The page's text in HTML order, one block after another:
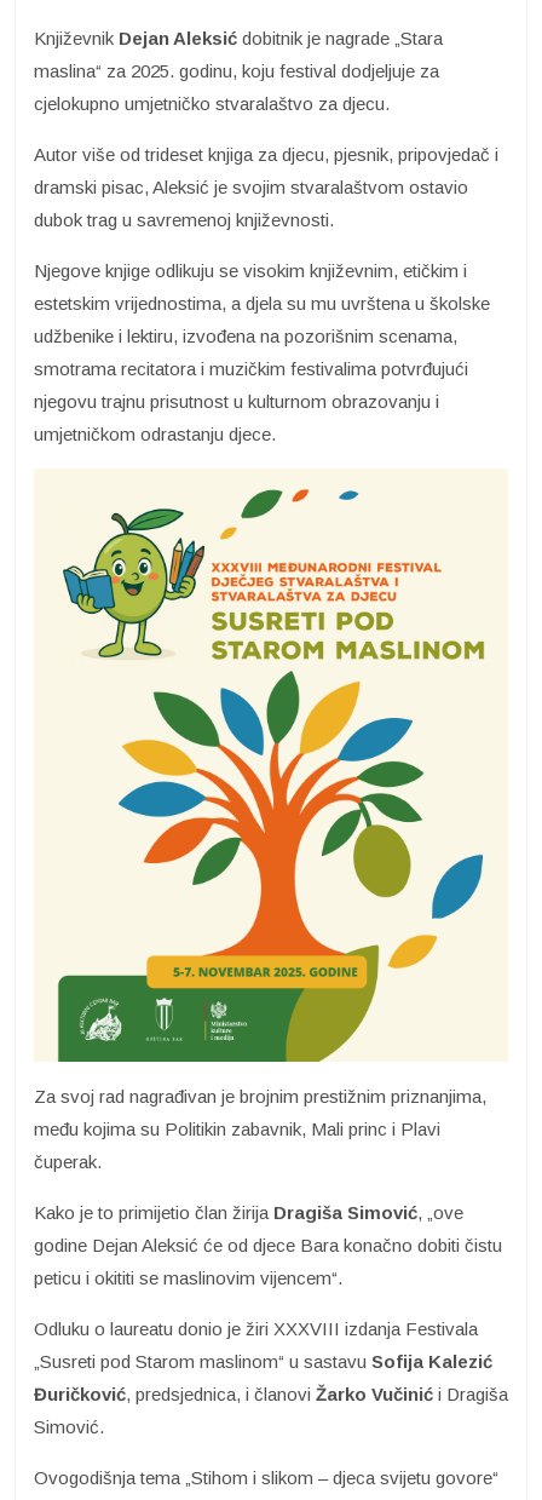
Književnik Dejan Aleksić dobitnik je nagrade „Stara
maslina“ za 2025. godinu, koju festival dodjeljuje za
cjelokupno umjetničko stvaralaštvo za djecu.
Autor više od trideset knjiga za djecu, pjesnik, pripovjedač i
dramski pisac, Aleksić je svojim stvaralaštvom ostavio
dubok trag u savremenoj književnosti.
Njegove knjige odlikuju se visokim književnim, etičkim i
estetskim vrijednostima, a djela su mu uvrštena u školske
udžbenike i lektiru, izvođena na pozorišnim scenama,
smotrama recitatora i muzičkim festivalima potvrđujući
njegovu trajnu prisutnost u kulturnom obrazovanju i
umjetničkom odrastanju djece.
Za svoj rad nagrađivan je brojnim prestižnim priznanjima,
među kojima su Politikin zabavnik, Mali princ i Plavi
čuperak.
Kako je to primijetio član žirija Dragiša Simović, „ove
godine Dejan Aleksić će od djece Bara konačno dobiti čistu
peticu i okititi se maslinovim vijencem“.
Odluku o laureatu donio je žiri XXXVIII izdanja Festivala
„Susreti pod Starom maslinom“ u sastavu Sofija Kalezić
Đuričković, predsjednica, i članovi Žarko Vučinić i Dragiša
Simović.
Ovogodišnja tema „Stihom i slikom – djeca svijetu govore“